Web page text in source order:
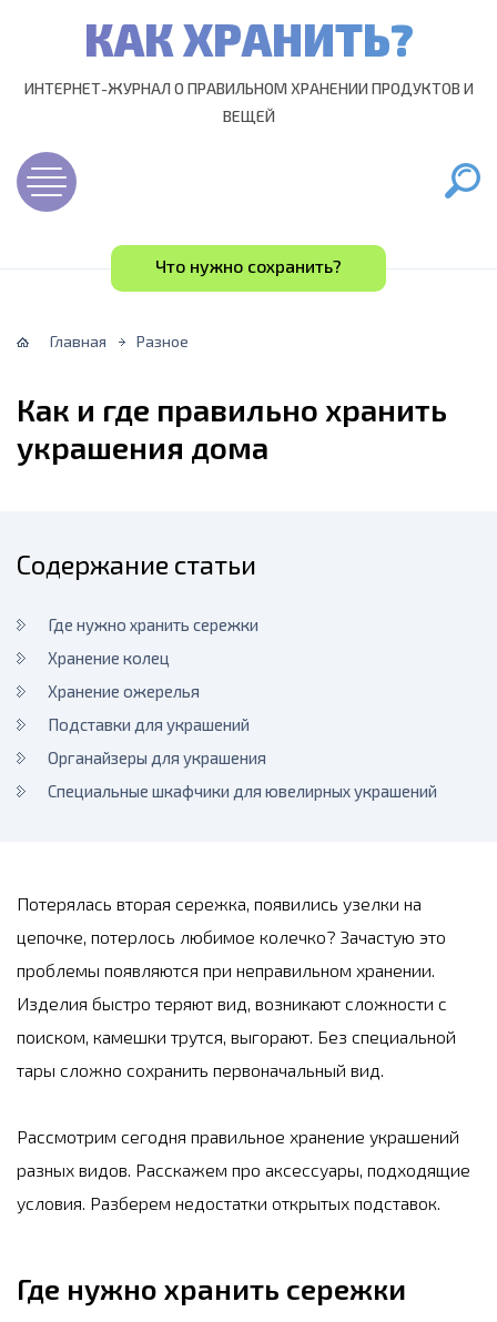
КАК ХРАНИТЬ?
ИНТЕРНЕТ-ЖУРНАЛ О ПРАВИЛЬНОМ ХРАНЕНИИ ПРОДУКТОВ И
ВЕЩЕЙ
Что нужно сохранить?
Главная Разное
Как и где правильно хранить
украшения дома
Содержание статьи
Где нужно хранить сережки
Хранение колец
Хранение ожерелья
Подставки для украшений
Органайзеры для украшения
Специальные шкафчики для ювелирных украшений
Потерялась вторая сережка, появились узелки на
цепочке, потерлось любимое колечко? Зачастую это
проблемы появляются при неправильном хранении.
Изделия быстро теряют вид, возникают сложности с
поиском, камешки трутся, выгорают. Без специальной
тары сложно сохранить первоначальный вид.
Рассмотрим сегодня правильное хранение украшений
разных видов. Расскажем про аксессуары, подходящие
условия. Разберем недостатки открытых подставок.
Где нужно хранить сережки